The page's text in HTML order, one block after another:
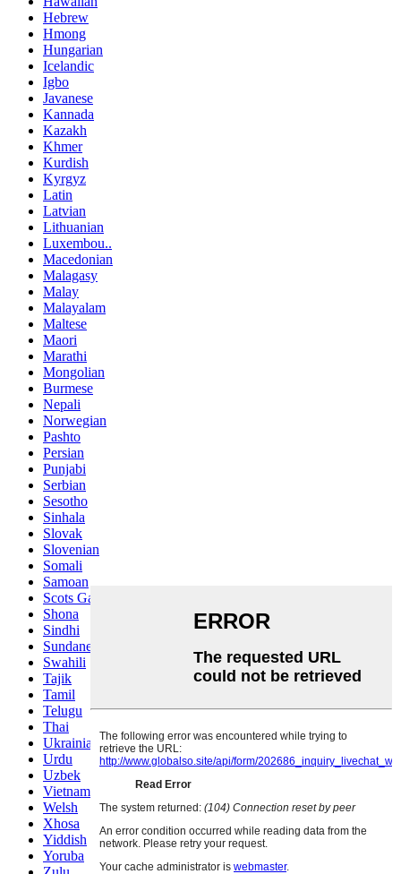
Hebrew
Hmong
Hungarian
Icelandic
Igbo
Javanese
Kannada
Kazakh
Khmer
Kurdish
Kyrgyz
Latin
Latvian
Lithuanian
Luxembou..
Macedonian
Malagasy
Malay
Malayalam
Maltese
Maori
Marathi
Mongolian
Burmese
Nepali
Norwegian
Pashto
Persian
Punjabi
Serbian
Sesotho
Sinhala
Slovak
Slovenian
Somali
Samoan
Scots Gaelic
Shona
Sindhi
Sundanese
Swahili
Tajik
Tamil
Telugu
Thai
Ukrainian
Urdu
Uzbek
Vietnamese
Welsh
Xhosa
Yiddish
Yoruba